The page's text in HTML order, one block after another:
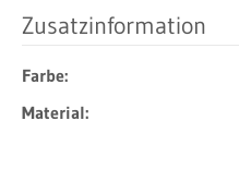
Zusatzinformation
Farbe:
Material: